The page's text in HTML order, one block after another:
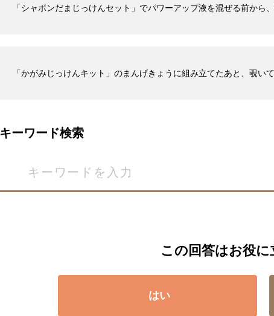
「シャボンだまじっけんセット」でパワーアップ液を混ぜる前から
「かがみじっけんキット」のまんげきょうに組み立てたあと、覗い
キーワード検索
この回答はお役に
はい